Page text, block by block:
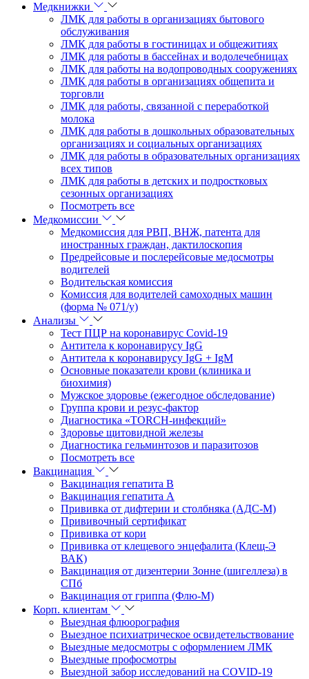
Медкнижки
ЛМК для работы в организациях бытового
обслуживания
ЛМК для работы в гостиницах и общежитиях
ЛМК для работы в бассейнах и водолечебницах
ЛМК для работы на водопроводных сооружениях
ЛМК для работы в организациях общепита и
торговли
ЛМК для работы, связанной с переработкой
молока
ЛМК для работы в дошкольных образовательных
организациях и социальных организациях
ЛМК для работы в образовательных организациях
всех типов
ЛМК для работы в детских и подростковых
сезонных организациях
Посмотреть все
Медкомиссии
Медкомиссия для РВП, ВНЖ, патента для
иностранных граждан, дактилоскопия
Предрейсовые и послерейсовые медосмотры
водителей
Водительская комиссия
Комиссия для водителей самоходных машин
(форма № 071/у)
Анализы
Тест ПЦР на коронавирус Covid-19
Антитела к коронавирусу IgG
Антитела к коронавирусу IgG + IgM
Основные показатели крови (клиника и
биохимия)
Мужское здоровье (ежегодное обследование)
Группа крови и резус-фактор
Диагностика «TORCH-инфекций»
Здоровье щитовидной железы
Диагностика гельминтозов и паразитозов
Посмотреть все
Вакцинация
Вакцинация гепатита В
Вакцинация гепатита А
Прививка от дифтерии и столбняка (АДС-М)
Прививочный сертификат
Прививка от кори
Прививка от клещевого энцефалита (Клещ-Э
ВАК)
Вакцинация от дизентерии Зонне (шигеллеза) в
СПб
Вакцинация от гриппа (Флю-М)
Корп. клиентам
Выездная флюорография
Выездное психиатрическое освидетельствование
Выездные медосмотры с оформлением ЛМК
Выездные профосмотры
Выездной забор исследований на COVID-19